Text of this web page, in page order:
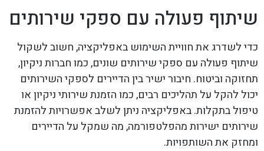
שיתוף פעולה עם ספקי שירותים
כדי לשדרג את חוויית השימוש באפליקציה, חשוב לשקול
שיתוף פעולה עם ספקי שירותים שונים, כמו חברות ניקיון,
תחזוקה וביטוח. חיבור ישיר בין הדיירים לספקי השירותים
יכול להקל על תהליכים רבים, כמו הזמנת שירותי ניקיון או
טיפול בתקלות. באפליקציה ניתן לשלב אפשרויות להזמנת
שירותים ישירות מהפלטפורמה, מה שמקל על הדיירים
ומחזק את השותפויות.